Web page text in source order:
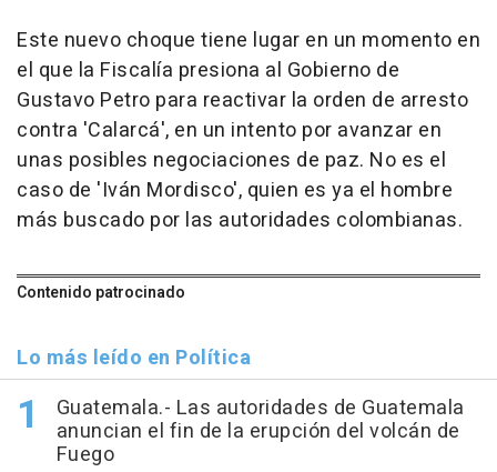
Este nuevo choque tiene lugar en un momento en
el que la Fiscalía presiona al Gobierno de
Gustavo Petro para reactivar la orden de arresto
contra 'Calarcá', en un intento por avanzar en
unas posibles negociaciones de paz. No es el
caso de 'Iván Mordisco', quien es ya el hombre
más buscado por las autoridades colombianas.
Contenido patrocinado
Lo más leído en Política
Guatemala.- Las autoridades de Guatemala
anuncian el fin de la erupción del volcán de
Fuego